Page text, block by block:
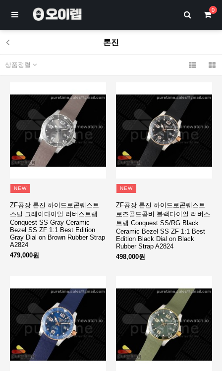
0
론진
상품정렬
NEW
ZF공장 론진 하이드로콘퀘스트
스틸 그레이다이얼 러버스트랩
Conquest SS Gray Ceramic
Bezel SS ZF 1:1 Best Edition
Gray Dial on Brown Rubber Strap
A2824
479,000원
NEW
ZF공장 론진 하이드로콘퀘스트
로즈골드콤비 블랙다이얼 러버스
트랩 Conquest SS/RG Black
Ceramic Bezel SS ZF 1:1 Best
Edition Black Dial on Black
Rubber Strap A2824
498,000원